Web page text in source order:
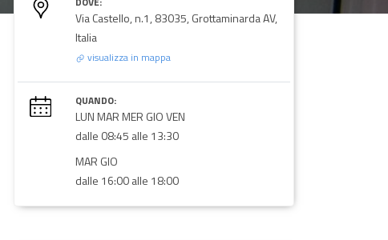
Via Castello, n.1, 83035, Grottaminarda AV,
Italia
visualizza in mappa
QUANDO:
LUN MAR MER GIO VEN
dalle 08:45 alle 13:30
MAR GIO
dalle 16:00 alle 18:00